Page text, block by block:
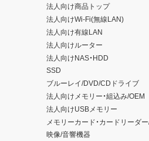
法人向け商品トップ
法人向けWi-Fi(無線LAN)
法人向け有線LAN
法人向けルーター
法人向けNAS・HDD
SSD
ブルーレイ/DVD/CDドライブ
法人向けメモリー・組込み/OEM
法人向けUSBメモリー
メモリーカード・カードリーダ
映像/音響機器